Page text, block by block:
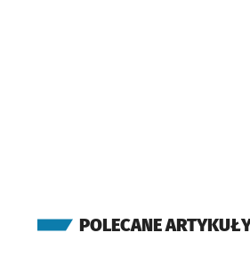
POLECANE